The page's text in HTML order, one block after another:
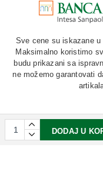
DODAJ U
Sve cene su iskazane
Maksimalno koristimo
budu prikazani sa
ne možemo garantovati
©2026. AU